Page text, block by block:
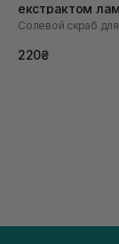
екстрактом
саше х 60 г
Солевой скраб для
220₴